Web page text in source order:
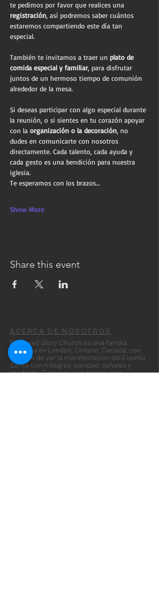
te pedimos por favor que realices una
registración, así podremos saber cuántos
estaremos compartiendo este día tan
especial.
También te invitamos a traer un plato de
comida especial y familiar, para disfrutar
juntos de un hermoso tiempo de comunión
alrededor de la mesa.
Si deseas participar con algo especial durante
la reunión, o si sientes en tu corazón apoyar
con la organización o la decoración, no
dudes en comunicarte con nosotros
directamente. Cada talento, cada ayuda y
cada gesto es una bendición para nuestra
iglesia.
Te esperamos con los brazos…
Show More
Share this event
ACERCA DE NOSOTROS
Renewed Glory Church es una familia
cristiana en London, Ontario, Canadá, con
hambre de ver la manifestación del Espíritu
Santo con milagros, sanidad, señales y
prodigios. Creemos que hemos sido